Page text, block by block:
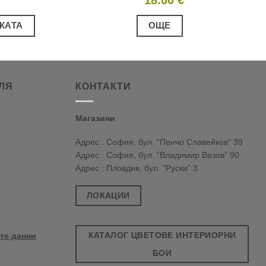
ОЩЕ
данни
КОНТАКТИ
Магазини
Адрес : София, бул. “Пенчо Славейков” 39
Адрес : София, бул. “Владимир Вазов” 90
Адрес : Пловдив, бул. "Руски" 3
ЛОКАЦИИ
КАТАЛОГ ЦВЕТОВЕ ИНТЕРИОРНИ
БОИ